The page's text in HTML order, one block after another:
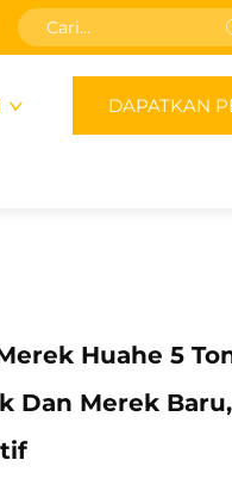
DAPATKAN
Huahe 5
Dan Merek